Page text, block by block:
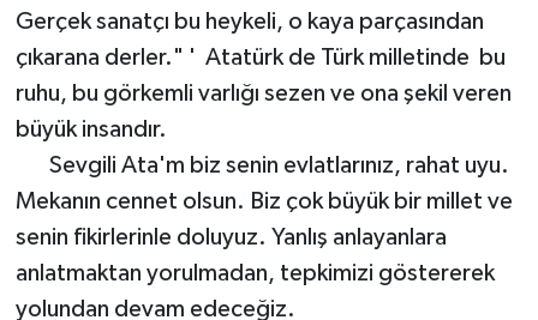
Gerçek sanatçı bu heykeli, o kaya parçasından
çıkarana derler." ' Atatürk de Türk milletinde bu
ruhu, bu görkemli varlığı sezen ve ona şekil veren
büyük insandır.
Sevgili Ata'm biz senin evlatlarınız, rahat uyu.
Mekanın cennet olsun. Biz çok büyük bir millet ve
senin fikirlerinle doluyuz. Yanlış anlayanlara
anlatmaktan yorulmadan, tepkimizi göstererek
yolundan devam edeceğiz.